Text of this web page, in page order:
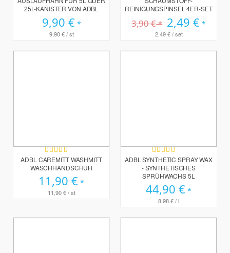
25L-KANISTER VON ADBL
9,90 €
9,90 €/ st
REINIGUNGSPINSEL 4ER-SET
3,90 € Sonderpreis
2,49 €
2,49 €/ set
Bewertung:
95%
ADBL CAREMITT WASHMITT
WASCHHANDSCHUH
11,90 €
11,90 €/ st
Bewertung:
100%
ADBL SYNTHETIC SPRAY WAX
- SYNTHETISCHES
SPRÜHWACHS 5L
44,90 €
8,98 €/ l